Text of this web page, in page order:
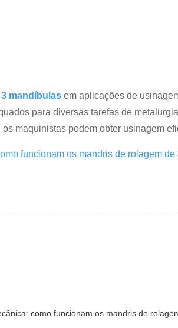
mandíbulas em aplicações de
para diversas tarefas de
maquinistas podem obter usinagem
funcionam os mandris de rolagem
como funcionam os mandris de